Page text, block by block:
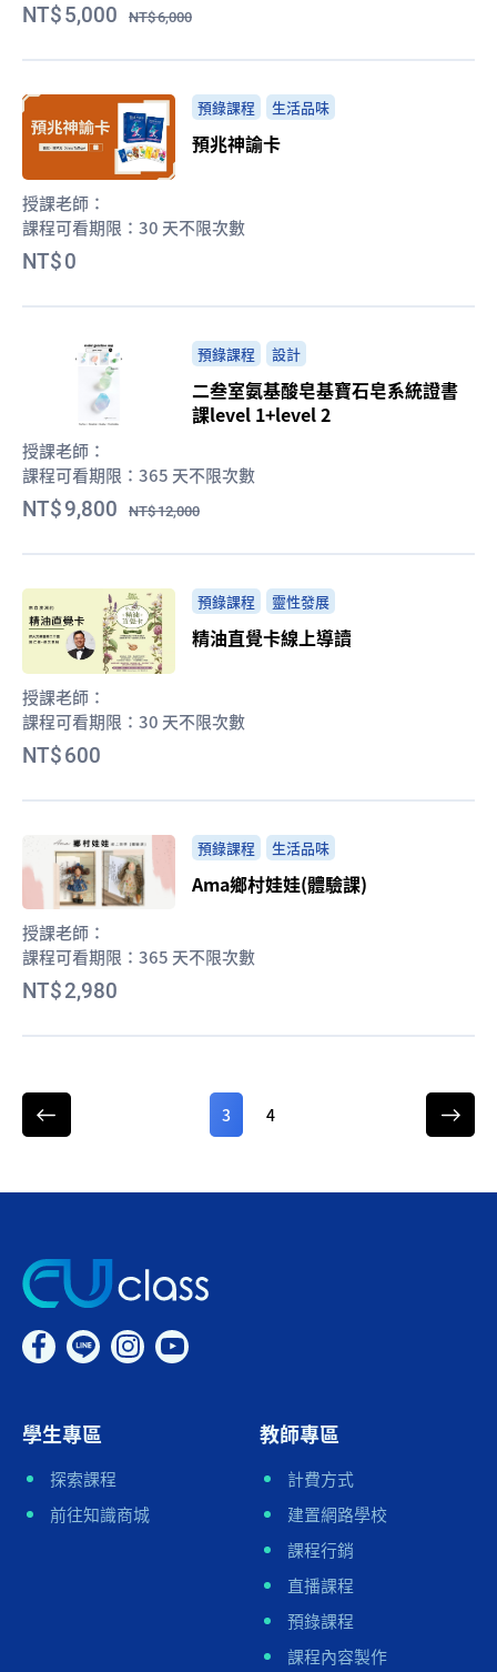
5,000 6,000
預錄課程 生活品味
預兆神諭卡
授課老師：
課程可看期限： 30 天不限次數
0
預錄課程 設計
二叁室氨基酸皂基寶石皂系統證書
課level 1+level 2
授課老師：
課程可看期限： 365 天不限次數
9,800 12,000
預錄課程 靈性發展
精油直覺卡線上導讀
授課老師：
課程可看期限： 30 天不限次數
600
預錄課程 生活品味
Ama鄉村娃娃(體驗課)
授課老師：
課程可看期限： 365 天不限次數
2,980
3 4
學生專區
探索課程
前往知識商城
教師專區
計費方式
建置網路學校
課程行銷
直播課程
預錄課程
課程內容製作